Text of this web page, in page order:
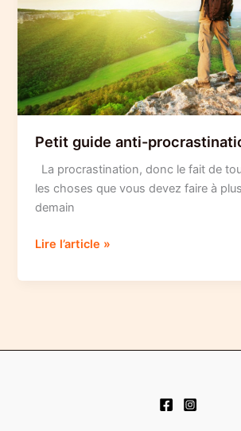
se
donne
et
qui
ne
valent
Petit guide anti-
La procrastination, donc le fait de
les choses que vous devez faire à
demain
Petit
anti-
Lire l’article »